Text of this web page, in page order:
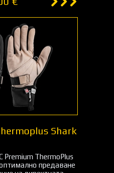
Shark
Premium ThermoPlus
предаване